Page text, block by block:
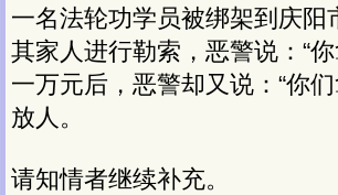
一名法轮功学员被绑架到庆
其家人进行勒索，恶警说：“
一万元后，恶警却又说：“你
放人。
请知情者继续补充。